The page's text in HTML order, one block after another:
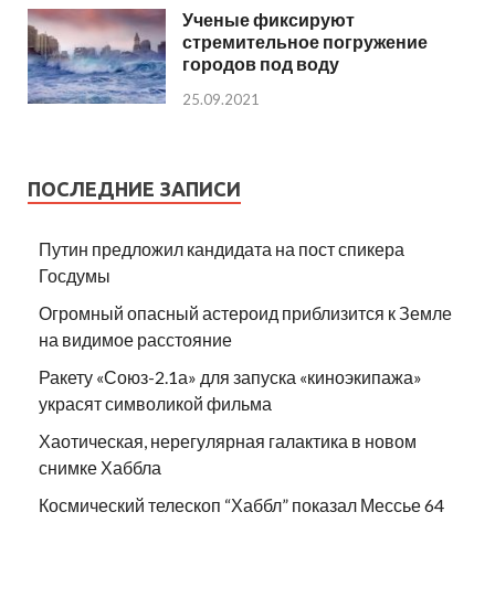
Ученые фиксируют
стремительное погружение
городов под воду
25.09.2021
ПОСЛЕДНИЕ ЗАПИСИ
Путин предложил кандидата на пост спикера
Госдумы
Огромный опасный астероид приблизится к Земле
на видимое расстояние
Ракету «Союз-2.1а» для запуска «киноэкипажа»
украсят символикой фильма
Хаотическая, нерегулярная галактика в новом
снимке Хаббла
Космический телескоп “Хаббл” показал Мессье 64